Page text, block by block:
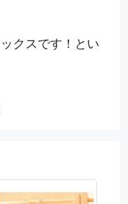
クスです！とい